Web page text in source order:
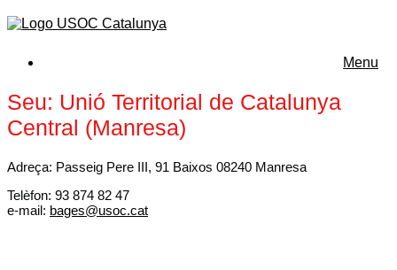
Menu
Seu: Unió Territorial de Catalunya
Central (Manresa)
Adreça: Passeig Pere III, 91 Baixos 08240 Manresa
Telèfon: 93 874 82 47
e-mail: bages@usoc.cat